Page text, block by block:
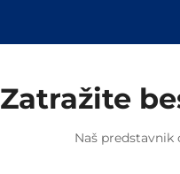
Zatražite
Naš predstavnik